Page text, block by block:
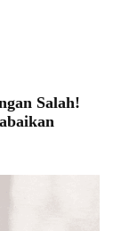
Salah!